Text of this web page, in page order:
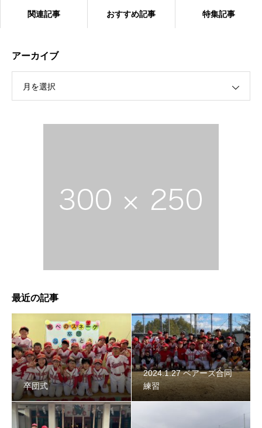
2024.1.27 ベアーズ合同練習
関連記事 おすすめ記事 特集記事
アーカイブ
月を選択
最近の記事
卒団式
2024.1.27 ベアーズ合同
練習